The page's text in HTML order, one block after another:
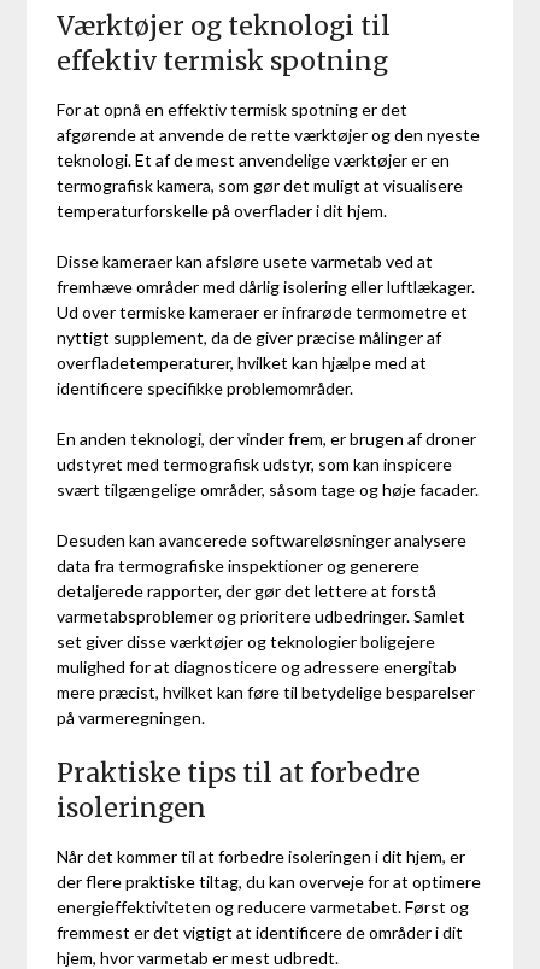
Værktøjer og teknologi til
effektiv termisk spotning
For at opnå en effektiv termisk spotning er det
afgørende at anvende de rette værktøjer og den nyeste
teknologi. Et af de mest anvendelige værktøjer er en
termografisk kamera, som gør det muligt at visualisere
temperaturforskelle på overflader i dit hjem.
Disse kameraer kan afsløre usete varmetab ved at
fremhæve områder med dårlig isolering eller luftlækager.
Ud over termiske kameraer er infrarøde termometre et
nyttigt supplement, da de giver præcise målinger af
overfladetemperaturer, hvilket kan hjælpe med at
identificere specifikke problemområder.
En anden teknologi, der vinder frem, er brugen af droner
udstyret med termografisk udstyr, som kan inspicere
svært tilgængelige områder, såsom tage og høje facader.
Desuden kan avancerede softwareløsninger analysere
data fra termografiske inspektioner og generere
detaljerede rapporter, der gør det lettere at forstå
varmetabsproblemer og prioritere udbedringer. Samlet
set giver disse værktøjer og teknologier boligejere
mulighed for at diagnosticere og adressere energitab
mere præcist, hvilket kan føre til betydelige besparelser
på varmeregningen.
Praktiske tips til at forbedre
isoleringen
Når det kommer til at forbedre isoleringen i dit hjem, er
der flere praktiske tiltag, du kan overveje for at optimere
energieffektiviteten og reducere varmetabet. Først og
fremmest er det vigtigt at identificere de områder i dit
hjem, hvor varmetab er mest udbredt.